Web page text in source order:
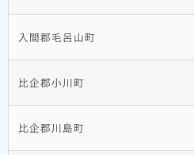
入間郡毛呂山町
比企郡小川町
比企郡川島町